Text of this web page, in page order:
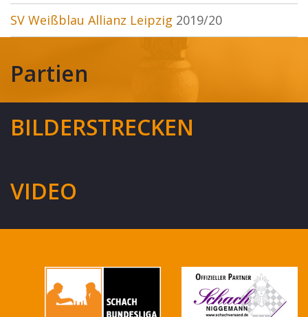
SV Weißblau Allianz Leipzig 2019/20
Partien
BILDERSTRECKEN
VIDEO